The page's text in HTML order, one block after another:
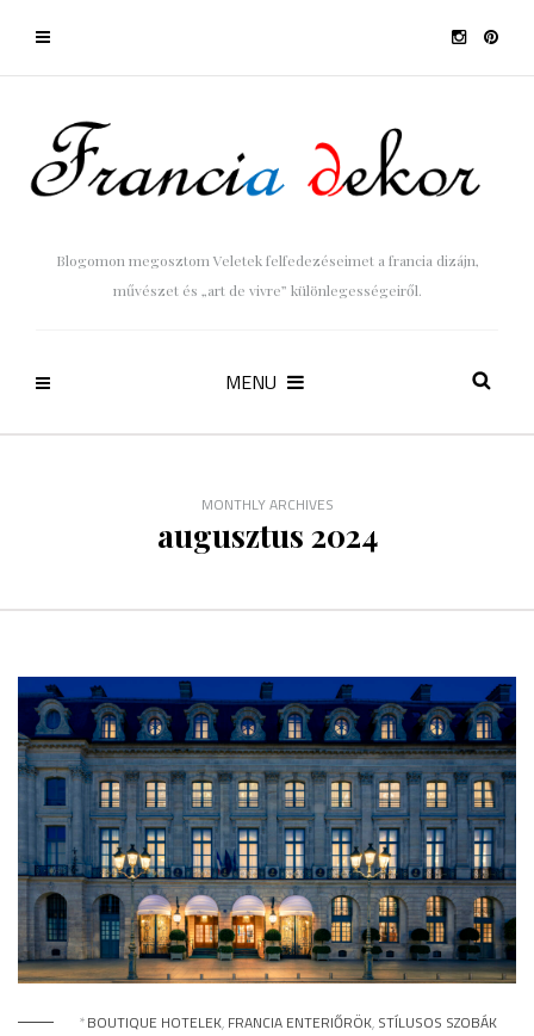
Blogomon megosztom Veletek felfedezéseimet a francia dizájn,
művészet és „art de vivre” különlegességeiről.
MENU
MONTHLY ARCHIVES
augusztus 2024
*BOUTIQUE HOTELEK, FRANCIA ENTERIŐRÖK, STÍLUSOS SZOBÁK